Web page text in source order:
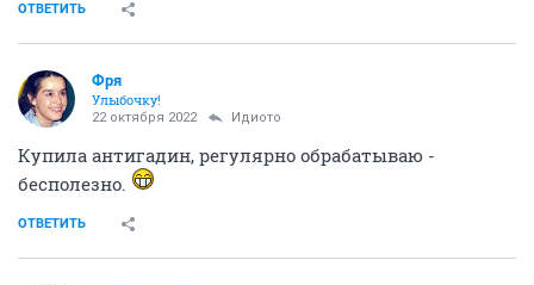
ОТВЕТИТЬ
Фря
Улыбочку!
22 октября 2022 Идиото
Купила антигадин, регулярно обрабатываю -
бесполезно.
ОТВЕТИТЬ